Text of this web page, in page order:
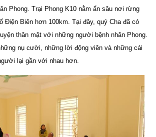
Phong. Trại Phong K10 nằm ẩn sâu nơi rừng
Điện Biên hơn 100km. Tại đây, quý Cha đã có
thân mật với những người bệnh nhân Phong.
nụ cười, những lời động viên và những cái
lại gần với nhau hơn.